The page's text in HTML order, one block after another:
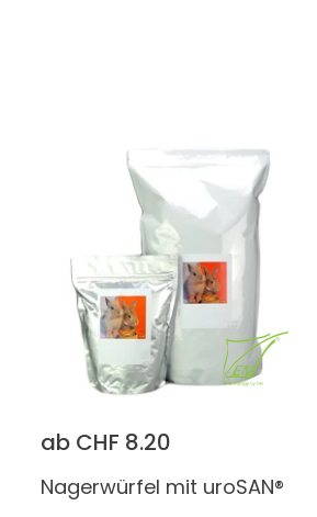
ab CHF 8.20
Nagerwürfel mit uroSAN®